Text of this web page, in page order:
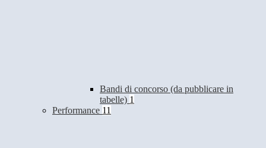
Bandi di concorso (da pubblicare in
tabelle) 1
Performance 11